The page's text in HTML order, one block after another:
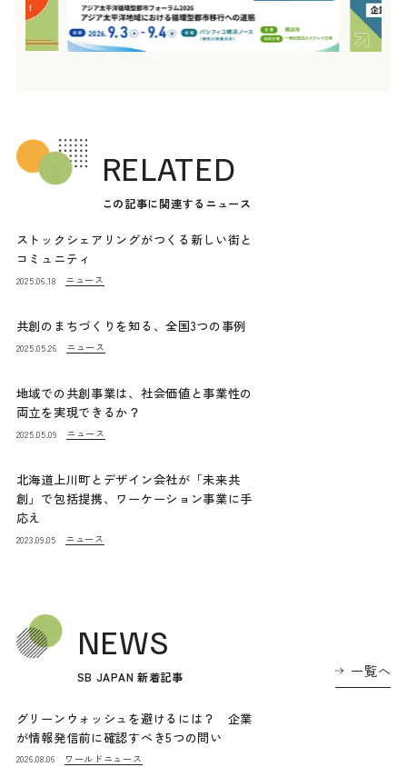
RELATED
この記事に関連するニュース
ストックシェアリングがつくる新しい街と
コミュニティ
2025.06.18 ニュース
共創のまちづくりを知る、全国3つの事例
2025.05.26 ニュース
地域での共創事業は、社会価値と事業性の
両立を実現できるか？
2025.05.09 ニュース
北海道上川町とデザイン会社が「未来共
創」で包括提携、ワーケーション事業に手
応え
2023.09.05 ニュース
NEWS
SB JAPAN 新着記事 一覧へ
グリーンウォッシュを避けるには？ 企業
が情報発信前に確認すべき5つの問い
2026.08.06 ワールドニュース